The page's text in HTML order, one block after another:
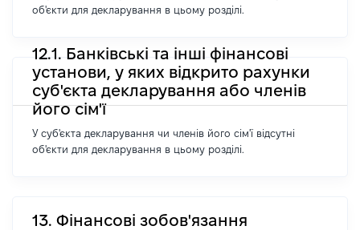
об'єкти для декларування в цьому розділі.
12.1. Банківські та інші фінансові
установи, у яких відкрито рахунки
суб'єкта декларування або членів
його сім'ї
У суб'єкта декларування чи членів його сім'ї відсутні
об'єкти для декларування в цьому розділі.
13. Фінансові зобов'язання